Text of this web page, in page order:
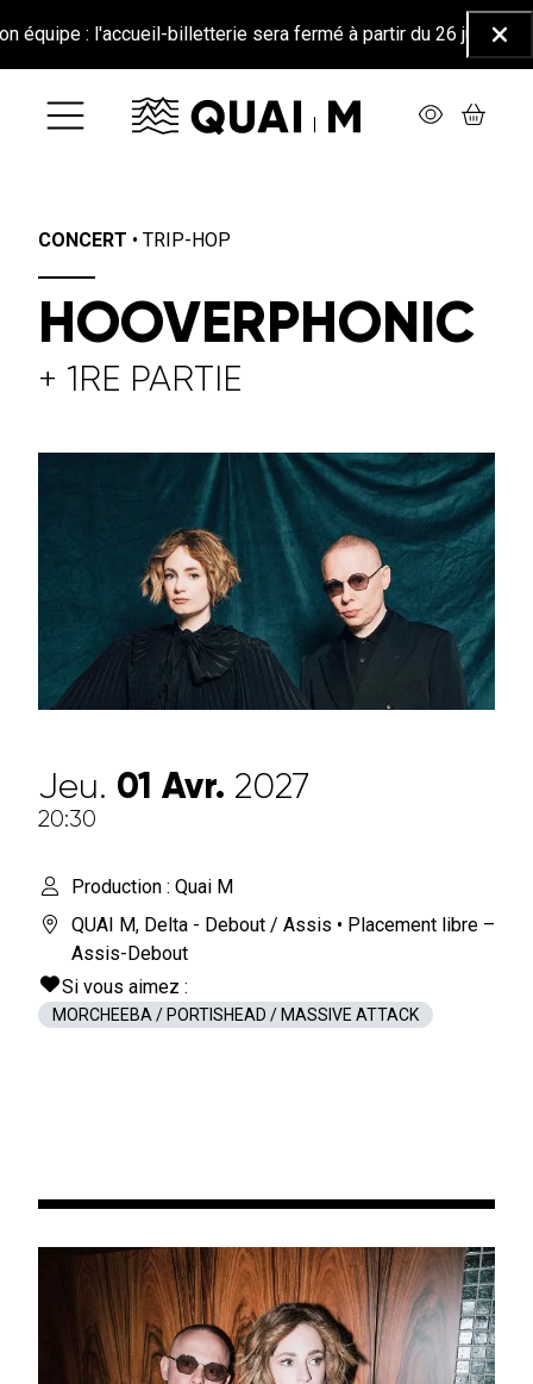
: l'accueil-billetterie sera fermé à partir du 26 juin jusqu'au 25
CONCERT • TRIP-HOP
HOOVERPHONIC
+ 1RE PARTIE
Jeu. 01 Avr. 2027
20:30
Production : Quai M
QUAI M, Delta - Debout / Assis • Placement libre –
Assis-Debout
Si vous aimez :
MORCHEEBA / PORTISHEAD / MASSIVE ATTACK